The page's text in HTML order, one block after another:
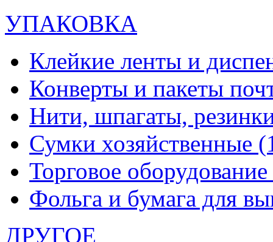
УПАКОВКА
Клейкие ленты и
Конверты и пакеты
Нити, шпагаты,
Сумки хозяйственные
Торговое оборудование
Фольга и бумага для
ДРУГОЕ